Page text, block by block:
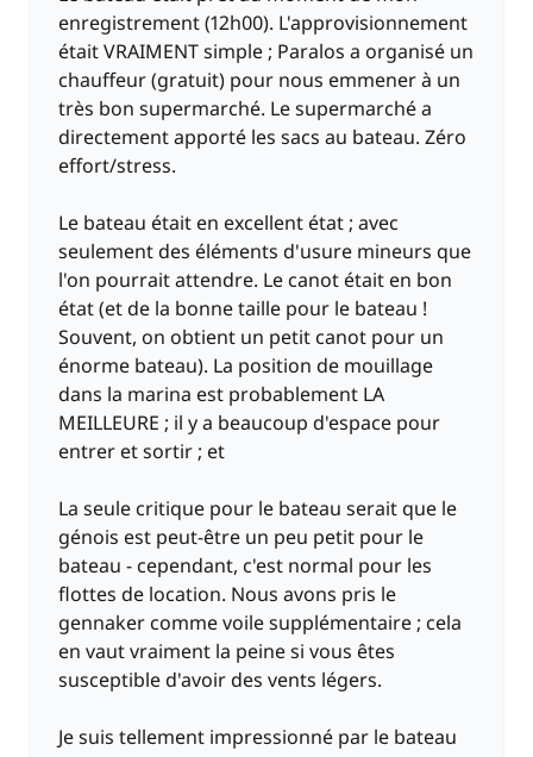
enregistrement (12h00). L'approvisionnement
était VRAIMENT simple ; Paralos a organisé un
chauffeur (gratuit) pour nous emmener à un
très bon supermarché. Le supermarché a
directement apporté les sacs au bateau. Zéro
effort/stress.
Le bateau était en excellent état ; avec
seulement des éléments d'usure mineurs que
l'on pourrait attendre. Le canot était en bon
état (et de la bonne taille pour le bateau !
Souvent, on obtient un petit canot pour un
énorme bateau). La position de mouillage
dans la marina est probablement LA
MEILLEURE ; il y a beaucoup d'espace pour
entrer et sortir ; et
La seule critique pour le bateau serait que le
génois est peut-être un peu petit pour le
bateau - cependant, c'est normal pour les
flottes de location. Nous avons pris le
gennaker comme voile supplémentaire ; cela
en vaut vraiment la peine si vous êtes
susceptible d'avoir des vents légers.
Je suis tellement impressionné par le bateau